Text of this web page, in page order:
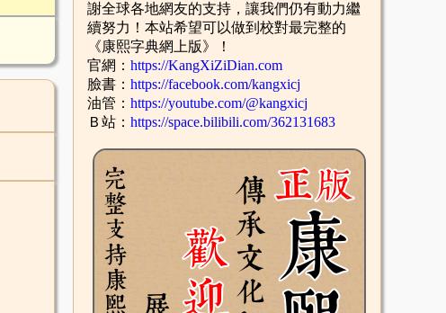
謝全球各地網友的支持，讓我們仍有動力繼
續努力！本站希望可以做到校對最完整的
《康熙字典網上版》！
官網： https://KangXiZiDian.com
臉書： https://facebook.com/kangxicj
油管： https://youtube.com/@kangxicj
Ｂ站： https://space.bilibili.com/362131683